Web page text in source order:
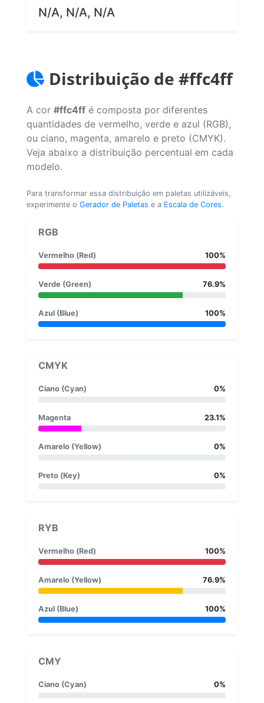
N/A, N/A, N/A
Distribuição de #ffc4ff
A cor #ffc4ff é composta por diferentes
quantidades de vermelho, verde e azul (RGB),
ou ciano, magenta, amarelo e preto (CMYK).
Veja abaixo a distribuição percentual em cada
modelo.
Para transformar essa distribuição em paletas utilizáveis,
experimente o Gerador de Paletas e a Escala de Cores.
RGB
Vermelho (Red) 100%
Verde (Green) 76.9%
Azul (Blue) 100%
CMYK
Ciano (Cyan) 0%
Magenta 23.1%
Amarelo (Yellow) 0%
Preto (Key) 0%
RYB
Vermelho (Red) 100%
Amarelo (Yellow) 76.9%
Azul (Blue) 100%
CMY
Ciano (Cyan) 0%